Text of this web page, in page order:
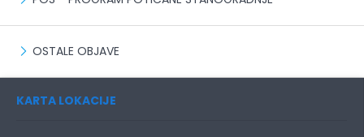
OSTALE OBJAVE
KARTA LOKACIJE